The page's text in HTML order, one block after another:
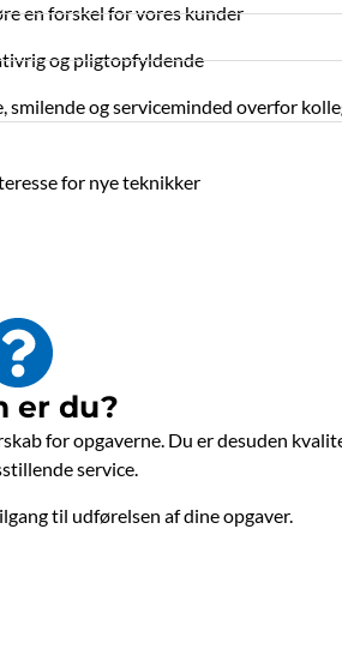
en forskel for vores kunder
og pligtopfyldende
smilende og serviceminded overfor
for nye teknikker
er du?
for opgaverne. Du er desuden
service.
til udførelsen af dine opgaver.